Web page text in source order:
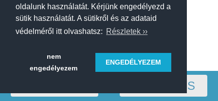
oldalunk használatát. Kérjünk engedélyezd a
sütik használatát. A sütikről és az adataid
védelméről itt olvashatsz: Részletek ››
nem
engedélyezem
ENGEDÉLYEZEM
SZŰRÉS